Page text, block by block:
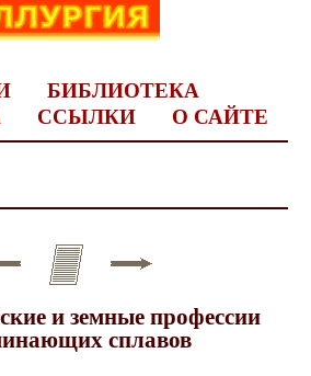
БИБЛИОТЕКА
ССЫЛКИ О САЙТЕ
и земные профессии
сплавов